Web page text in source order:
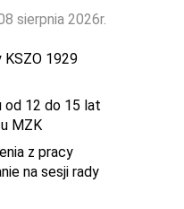
sierpnia 2026r.
KSZO 1929
od 12 do 15 lat
MZK
z pracy
na sesji rady